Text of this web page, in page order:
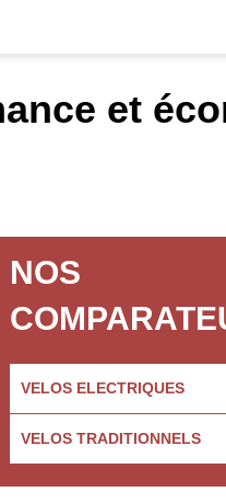
et
NOS
VELOS ELECTRIQUES
VELOS TRADITIONNELS